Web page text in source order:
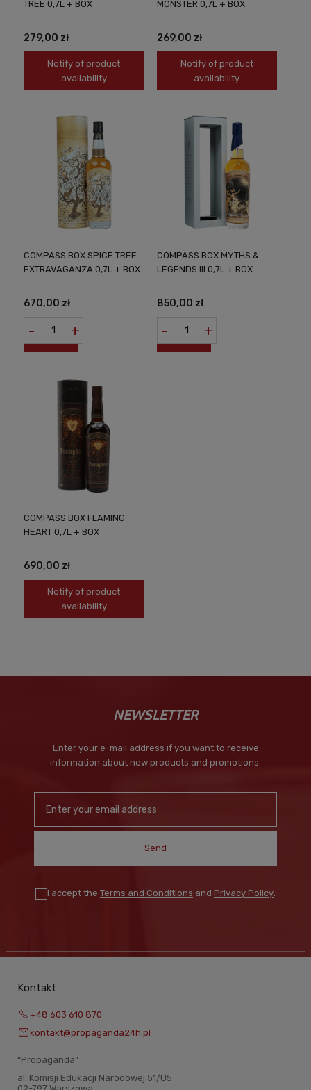
TREE 0,7L + BOX
279,00 zł
Notify of product
availability
MONSTER 0,7L + BOX
269,00 zł
Notify of product
availability
COMPASS BOX SPICE TREE
EXTRAVAGANZA 0,7L + BOX
670,00 zł
- +
COMPASS BOX MYTHS &
LEGENDS III 0,7L + BOX
850,00 zł
- +
COMPASS BOX FLAMING
HEART 0,7L + BOX
690,00 zł
Notify of product
availability
NEWSLETTER
Enter your e-mail address if you want to receive
information about new products and promotions.
Send
I accept the Terms and Conditions and Privacy Policy.
Kontakt
+48 603 610 870
kontakt@propaganda24h.pl
“Propaganda"
al. Komisji Edukacji Narodowej 51/U5